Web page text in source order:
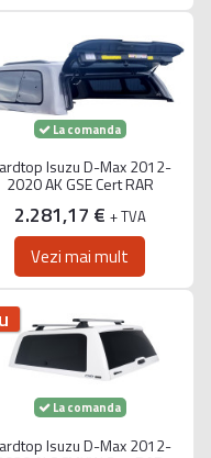
La comanda
Isuzu D-Max 2012-
2020 AK GSE Cert RAR
2.281,17 € + TVA
Vezi mai mult
La comanda
Isuzu D-Max 2012-